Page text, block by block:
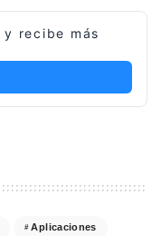
y recibe más
Aplicaciones